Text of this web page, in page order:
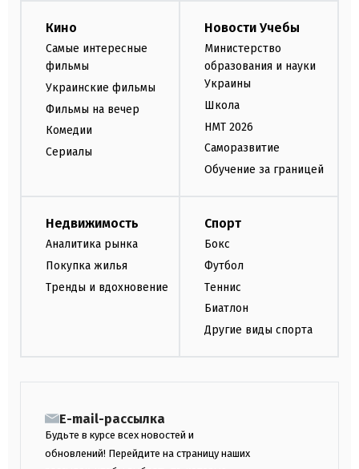
Кино
Самые интересные
фильмы
Украинские фильмы
Фильмы на вечер
Комедии
Сериалы
Новости Учебы
Министерство
образования и науки
Украины
Школа
НМТ 2026
Саморазвитие
Обучение за границей
Недвижимость
Аналитика рынка
Покупка жилья
Тренды и вдохновение
Спорт
Бокс
Футбол
Теннис
Биатлон
Другие виды спорта
E-mail-рассылка
Будьте в курсе всех новостей и
обновлений! Перейдите на страницу наших